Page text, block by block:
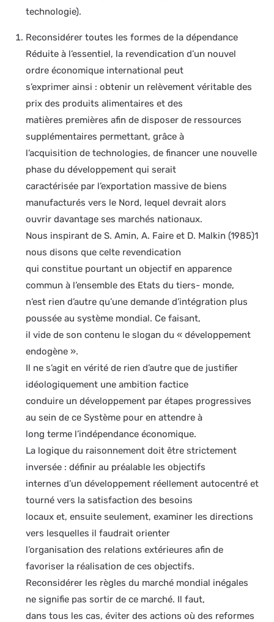
technologie).
Reconsidérer toutes les formes de la dépendance
Réduite à l’essentiel, la revendication d’un nouvel
ordre économique international peut
s’exprimer ainsi : obtenir un relèvement véritable des
prix des produits alimentaires et des
matières premières afin de disposer de ressources
supplémentaires permettant, grâce à
l’acquisition de technologies, de financer une nouvelle
phase du développement qui serait
caractérisée par l’exportation massive de biens
manufacturés vers le Nord, lequel devrait alors
ouvrir davantage ses marchés nationaux.
Nous inspirant de S. Amin, A. Faire et D. Malkin (1985)1
nous disons que celte revendication
qui constitue pourtant un objectif en apparence
commun à l’ensemble des Etats du tiers- monde,
n’est rien d’autre qu’une demande d’intégration plus
poussée au système mondial. Ce faisant,
il vide de son contenu le slogan du « développement
endogène ».
Il ne s’agit en vérité de rien d’autre que de justifier
idéologiquement une ambition factice
conduire un développement par étapes progressives
au sein de ce Système pour en attendre à
long terme l’indépendance économique.
La logique du raisonnement doit être strictement
inversée : définir au préalable les objectifs
internes d’un développement réellement autocentré et
tourné vers la satisfaction des besoins
locaux et, ensuite seulement, examiner les directions
vers lesquelles il faudrait orienter
l’organisation des relations extérieures afin de
favoriser la réalisation de ces objectifs.
Reconsidérer les règles du marché mondial inégales
ne signifie pas sortir de ce marché. Il faut,
dans tous les cas, éviter des actions où des reformes